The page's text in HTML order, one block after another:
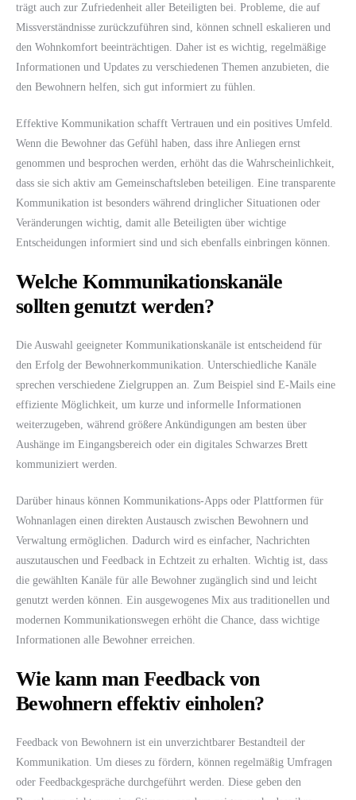
trägt auch zur Zufriedenheit aller Beteiligten bei. Probleme, die auf
Missverständnisse zurückzuführen sind, können schnell eskalieren und
den Wohnkomfort beeinträchtigen. Daher ist es wichtig, regelmäßige
Informationen und Updates zu verschiedenen Themen anzubieten, die
den Bewohnern helfen, sich gut informiert zu fühlen.
Effektive Kommunikation schafft Vertrauen und ein positives Umfeld.
Wenn die Bewohner das Gefühl haben, dass ihre Anliegen ernst
genommen und besprochen werden, erhöht das die Wahrscheinlichkeit,
dass sie sich aktiv am Gemeinschaftsleben beteiligen. Eine transparente
Kommunikation ist besonders während dringlicher Situationen oder
Veränderungen wichtig, damit alle Beteiligten über wichtige
Entscheidungen informiert sind und sich ebenfalls einbringen können.
Welche Kommunikationskanäle
sollten genutzt werden?
Die Auswahl geeigneter Kommunikationskanäle ist entscheidend für
den Erfolg der Bewohnerkommunikation. Unterschiedliche Kanäle
sprechen verschiedene Zielgruppen an. Zum Beispiel sind E-Mails eine
effiziente Möglichkeit, um kurze und informelle Informationen
weiterzugeben, während größere Ankündigungen am besten über
Aushänge im Eingangsbereich oder ein digitales Schwarzes Brett
kommuniziert werden.
Darüber hinaus können Kommunikations-Apps oder Plattformen für
Wohnanlagen einen direkten Austausch zwischen Bewohnern und
Verwaltung ermöglichen. Dadurch wird es einfacher, Nachrichten
auszutauschen und Feedback in Echtzeit zu erhalten. Wichtig ist, dass
die gewählten Kanäle für alle Bewohner zugänglich sind und leicht
genutzt werden können. Ein ausgewogenes Mix aus traditionellen und
modernen Kommunikationswegen erhöht die Chance, dass wichtige
Informationen alle Bewohner erreichen.
Wie kann man Feedback von
Bewohnern effektiv einholen?
Feedback von Bewohnern ist ein unverzichtbarer Bestandteil der
Kommunikation. Um dieses zu fördern, können regelmäßig Umfragen
oder Feedbackgespräche durchgeführt werden. Diese geben den